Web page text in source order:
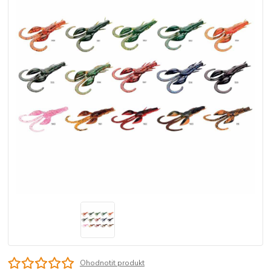
Ohodnotit produkt